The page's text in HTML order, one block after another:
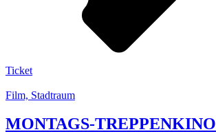
Ticket
Film, Stadtraum
MONTAGS-TREPPENKINO